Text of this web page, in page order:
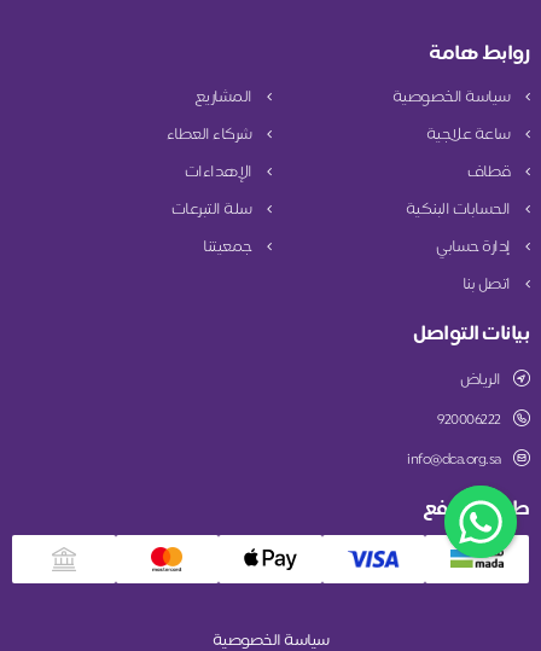
روابط هامة
سياسة الخصوصية
المشاريع
ساعة علاجية
شركاء العطاء
قطاف
الإهداءات
الحسابات البنكية
سلة التبرعات
إدارة حسابي
جمعيتنا
اتصل بنا
بيانات التواصل
الرياض
920006222
info@dca.org.sa
طريقة الدفع
سياسة الخصوصية